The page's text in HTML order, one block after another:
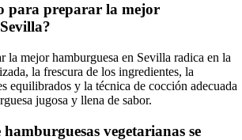
para preparar la mejor
la mejor hamburguesa en Sevilla radica en la
la frescura de los ingredientes, la
equilibrados y la técnica de cocción adecuada
jugosa y llena de sabor.
hamburguesas vegetarianas se